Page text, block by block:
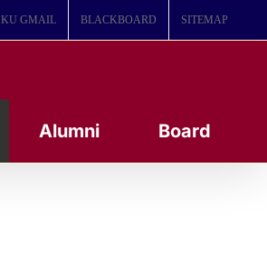
KU GMAIL BLACKBOARD SITEMAP
Alumni Board